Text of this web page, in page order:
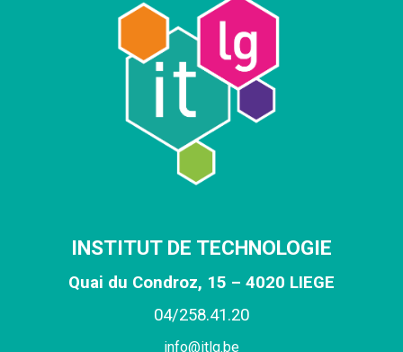
INSTITUT DE TECHNOLOGIE
Quai du Condroz, 15 – 4020 LIEGE
04/258.41.20
info@itlg.be